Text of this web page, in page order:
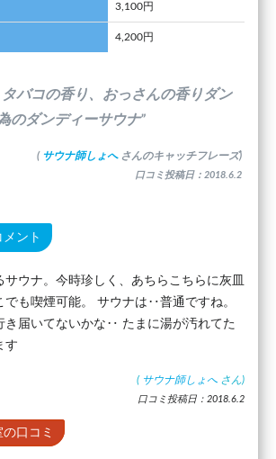
3,100円
4,200円
バコの香り、おっさんの香りダン
のダンディーサウナ”
( サウナ師しょへ さんのキャッチフレーズ)
口コミ投稿日：2018.6.2
ント
サウナ。今時珍しく、あちらこちらに灰皿
でも喫煙可能。 サウナは‥普通ですね。
き届いてないかな‥ たまに湯が汚れてた
す
( サウナ師しょへ さん)
口コミ投稿日：2018.6.2
口コミ